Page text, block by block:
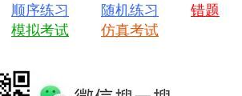
顺序练习 随机练习
错题
模拟考试 仿真考试